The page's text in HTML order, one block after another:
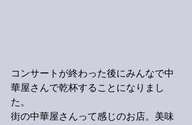
コンサートが終わった後にみんなで中
華屋さんで乾杯することになりまし
た。
街の中華屋さんって感じのお店。美味